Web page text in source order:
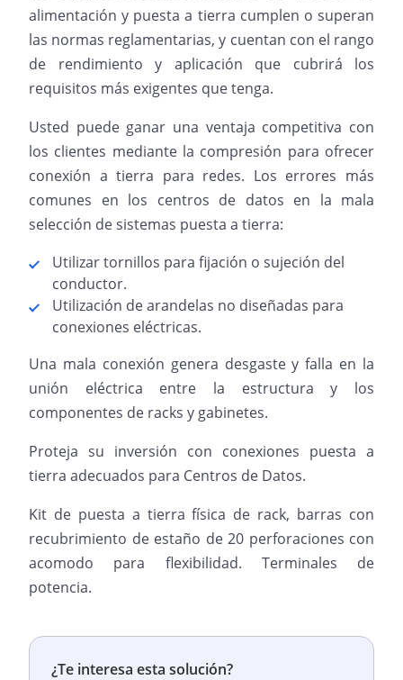
alimentación y puesta a tierra cumplen o superan
las normas reglamentarias, y cuentan con el rango
de rendimiento y aplicación que cubrirá los
requisitos más exigentes que tenga.
Usted puede ganar una ventaja competitiva con
los clientes mediante la compresión para ofrecer
conexión a tierra para redes. Los errores más
comunes en los centros de datos en la mala
selección de sistemas puesta a tierra:
Utilizar tornillos para fijación o sujeción del
conductor.
Utilización de arandelas no diseñadas para
conexiones eléctricas.
Una mala conexión genera desgaste y falla en la
unión eléctrica entre la estructura y los
componentes de racks y gabinetes.
Proteja su inversión con conexiones puesta a
tierra adecuados para Centros de Datos.
Kit de puesta a tierra física de rack, barras con
recubrimiento de estaño de 20 perforaciones con
acomodo para flexibilidad. Terminales de
potencia.
¿Te interesa esta solución?